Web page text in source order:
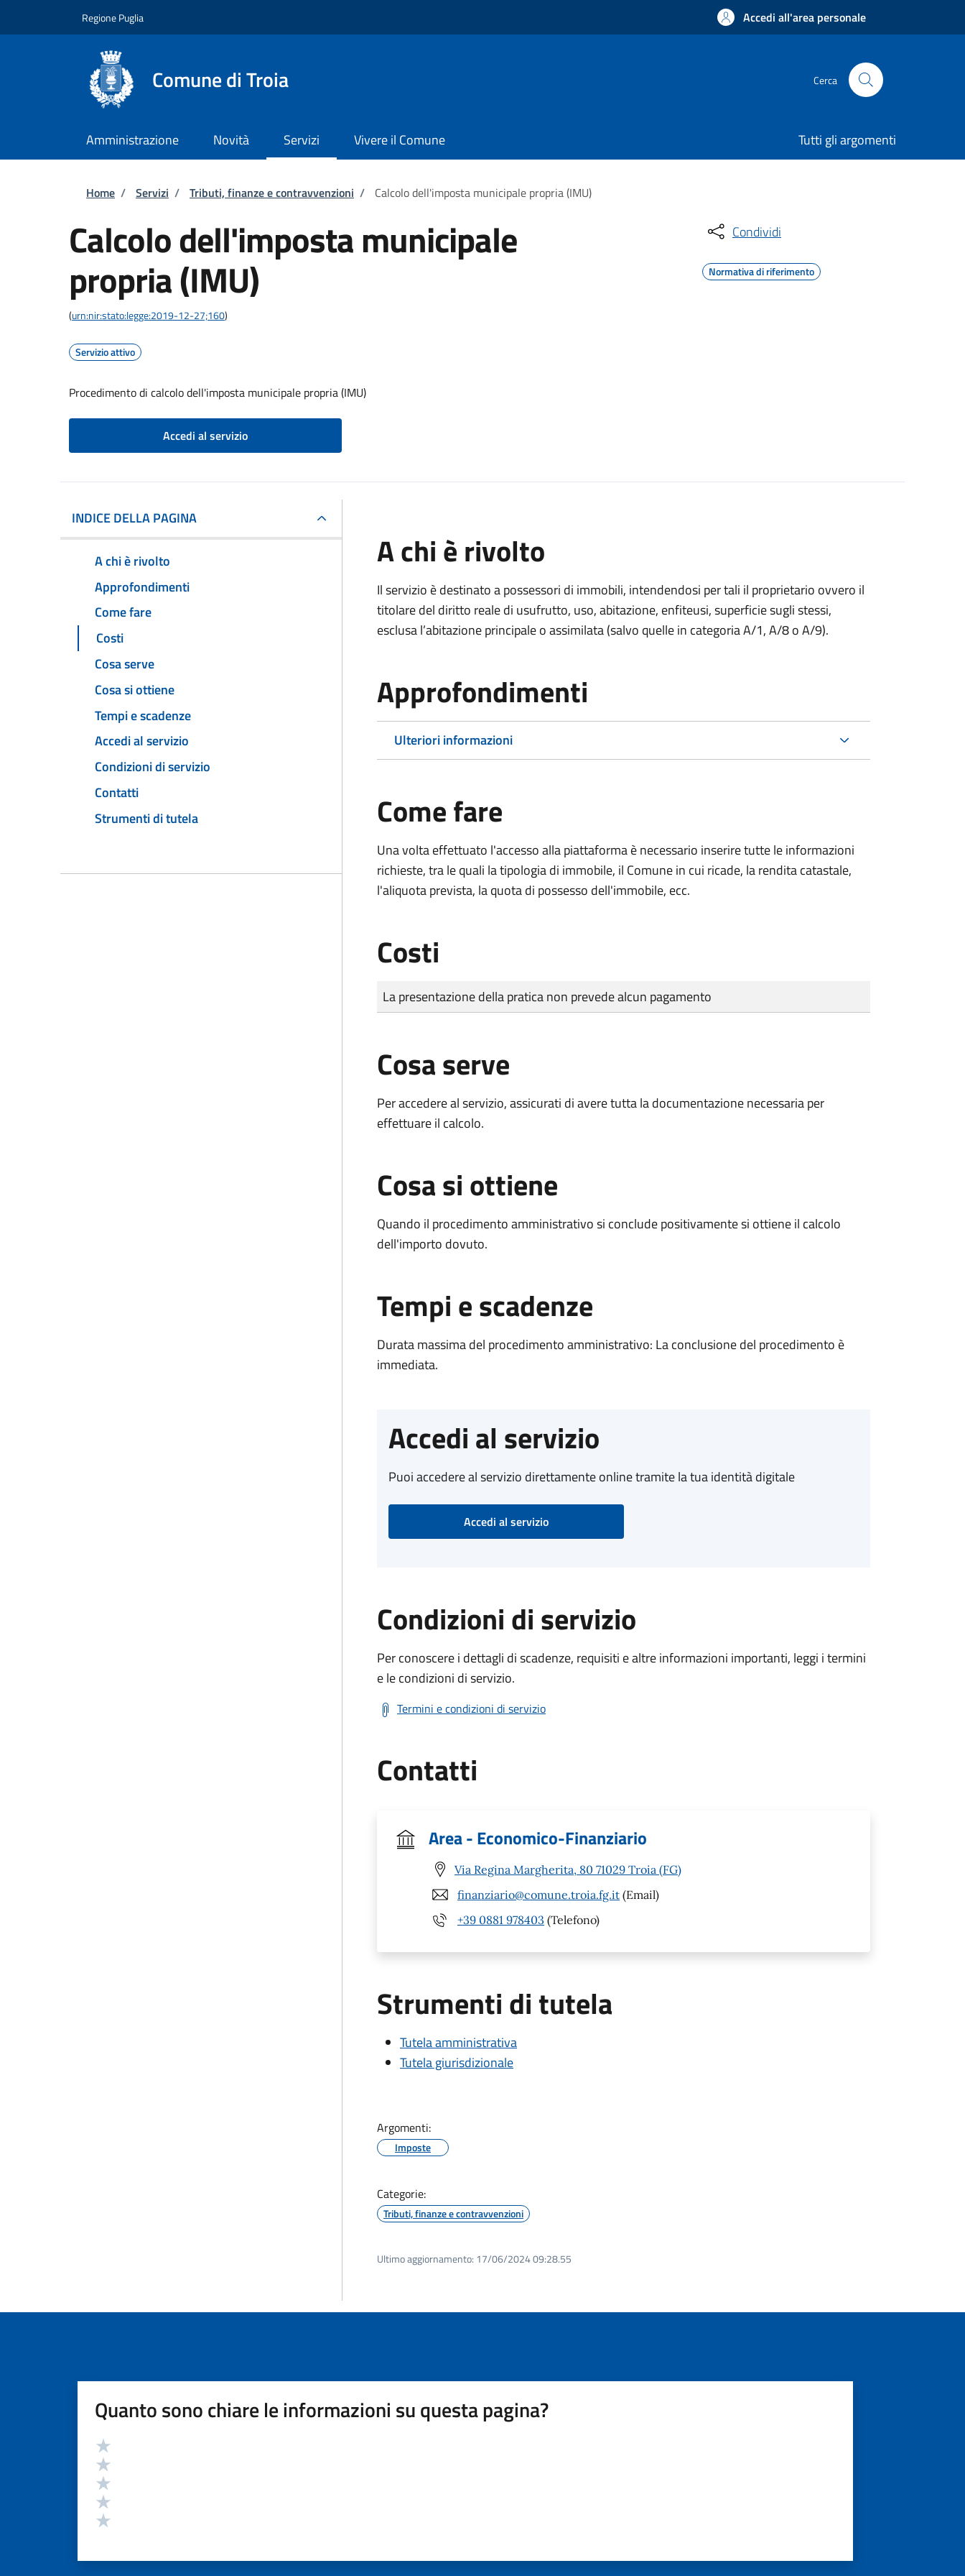
Regione Puglia Accedi all'area personale
Comune di Troia Cerca
Amministrazione Novità Servizi Vivere il Comune Tutti gli argomenti
Briciole di pane
Home / Servizi / Tributi, finanze e contravvenzioni / Calcolo dell'imposta municipale propria (IMU)
Calcolo dell'imposta municipale
propria (IMU)
(urn:nir:stato:legge:2019-12-27;160)
Servizio attivo
Procedimento di calcolo dell'imposta municipale propria (IMU)
Accedi al servizio
Condividi
Normativa di riferimento
INDICE DELLA PAGINA
A chi è rivolto
Approfondimenti
Come fare
Costi
Cosa serve
Cosa si ottiene
Tempi e scadenze
Accedi al servizio
Condizioni di servizio
Contatti
Strumenti di tutela
A chi è rivolto
Il servizio è destinato apossessori di immobili, intendendosi per tali il proprietario ovvero il
titolare del diritto reale di usufrutto, uso, abitazione, enfiteusi, superficie sugli stessi,
esclusa l’abitazione principale o assimilata (salvo quelle in categoria A/1, A/8 o A/9).
Approfondimenti
Ulteriori informazioni
Come fare
Una volta effettuato l'accesso alla piattaforma è necessario inserire tutte le informazioni
richieste, tra le quali la tipologia di immobile, il Comune in cui ricade, la rendita catastale,
l'aliquota prevista, la quota di possesso dell'immobile, ecc.
Costi
Tipo di pagamento
Importo
La presentazione della pratica non prevede alcun pagamento
Cosa serve
Per accedere al servizio, assicurati di avere tutta la documentazione necessaria per
effettuare il calcolo.
Cosa si ottiene
Quando il procedimento amministrativo si conclude positivamente si ottiene il calcolo
dell'importo dovuto.
Tempi e scadenze
Durata massima del procedimento amministrativo: La conclusione del procedimento è
immediata.
Accedi al servizio
Puoi accedere al servizio direttamente online tramite la tua identità digitale
Accedi al servizio
Condizioni di servizio
Per conoscere i dettagli di scadenze, requisiti e altre informazioni importanti, leggi i termini
e le condizioni di servizio.
Termini e condizioni di servizio
Contatti
Area - Economico-Finanziario
Via Regina Margherita, 80 71029 Troia (FG)
finanziario@comune.troia.fg.it (Email)
+39 0881 978403 (Telefono)
Strumenti di tutela
Tutela amministrativa
Tutela giurisdizionale
Argomenti:
Imposte
Categorie:
Tributi, finanze e contravvenzioni
Ultimo aggiornamento: 17/06/2024 09:28.55
Quanto sono chiare le informazioni su questa pagina?
Valutazione